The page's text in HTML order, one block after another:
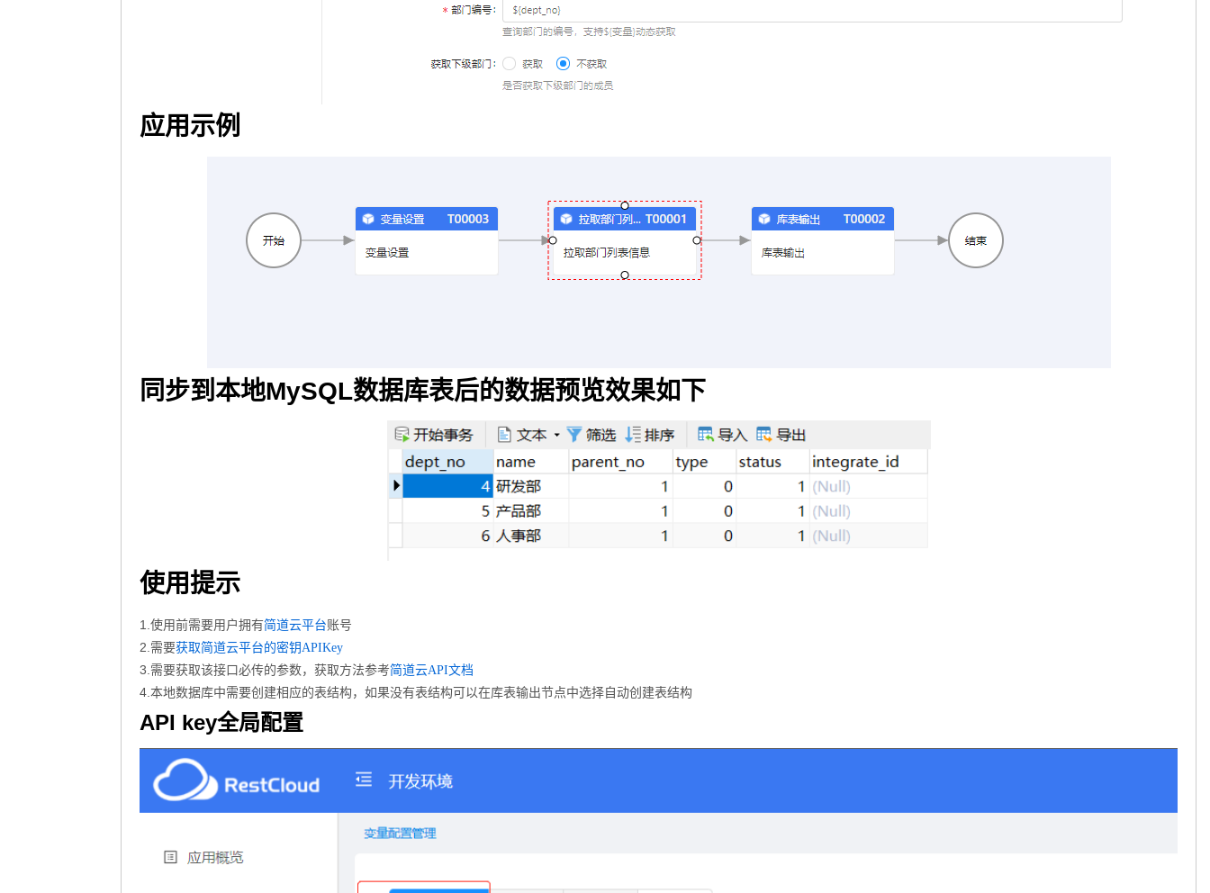
应用示例
同步到本地MySQL数据库表后的数据预览效果如下
使用提示
1.使用前需要用户拥有简道云平台账号
2.需要获取简道云平台的密钥APIKey
3.需要获取该接口必传的参数，获取方法参考简道云API文档
4.本地数据库中需要创建相应的表结构，如果没有表结构可以在库表输出节点中选择自动创建表结构
API key全局配置